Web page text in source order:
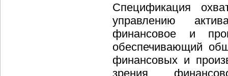
Спецификация
управлению
финансовое и
обеспечивающий
финансовых и
зрения